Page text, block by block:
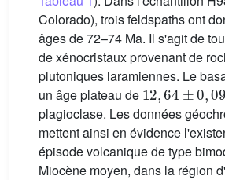
Colorado), trois feldspaths ont
âges de 72–74 Ma. Il s'agit de
de xénocristaux provenant de
plutoniques laramiennes. Le
un âge plateau de
12,64 ±0,09
plagioclase. Les données
mettent ainsi en évidence
épisode volcanique de type
Miocène moyen, dans la région